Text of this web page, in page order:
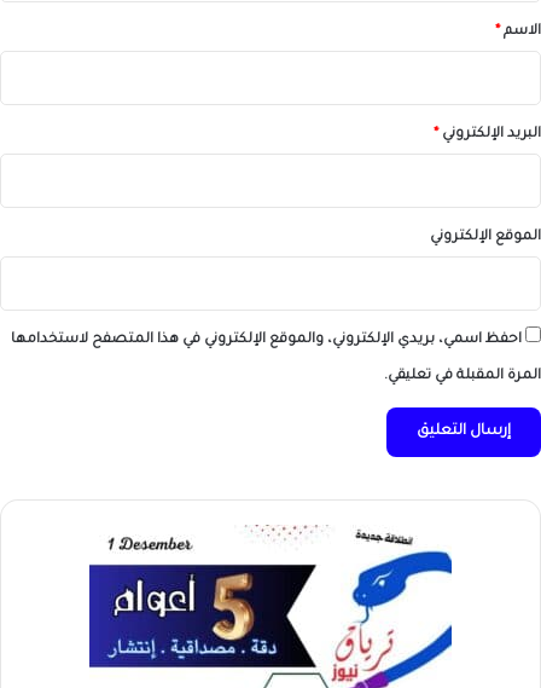
*الاسم*
البريد الإلكتروني*
الموقع الإلكتروني
احفظ اسمي، بريدي الإلكتروني، والموقع الإلكتروني في هذا المتصفح لاستخدامها
المرة المقبلة في تعليقي.